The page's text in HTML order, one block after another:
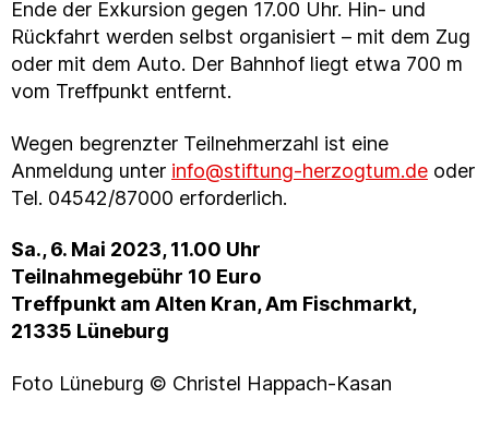
Ende der Exkursion gegen 17.00 Uhr. Hin- und
Rückfahrt werden selbst organisiert – mit dem Zug
oder mit dem Auto. Der Bahnhof liegt etwa 700 m
vom Treffpunkt entfernt.
Wegen begrenzter Teilnehmerzahl ist eine
Anmeldung unter info@stiftung-herzogtum.de oder
Tel. 04542/87000 erforderlich.
Sa., 6. Mai 2023, 11.00 Uhr
Teilnahmegebühr 10 Euro
Treffpunkt am Alten Kran, Am Fischmarkt,
21335 Lüneburg
Foto Lüneburg © Christel Happach-Kasan